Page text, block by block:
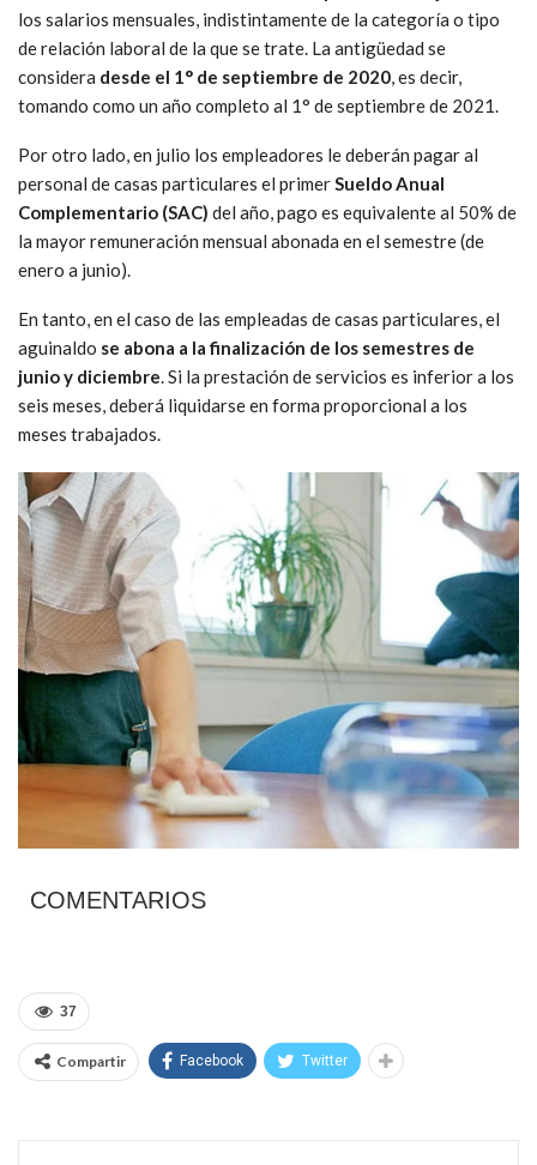
los salarios mensuales, indistintamente de la categoría o tipo
de relación laboral de la que se trate. La antigüedad se
considera desde el 1° de septiembre de 2020, es decir,
tomando como un año completo al 1° de septiembre de 2021.
Por otro lado, en julio los empleadores le deberán pagar al
personal de casas particulares el primerSueldo Anual
Complementario (SAC) del año, pago es equivalente al 50% de
la mayor remuneración mensual abonada en el semestre (de
enero a junio).
En tanto, en el caso de las empleadas de casas particulares, el
aguinaldo se abona a la finalización de los semestres de
junio y diciembre. Si la prestación de servicios es inferior a los
seis meses, deberá liquidarse en forma proporcional a los
meses trabajados.
COMENTARIOS
37
Compartir Facebook Twitter